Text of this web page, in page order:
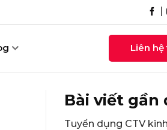
Liên hệ
Bài viết gần
Tuyển dụng CTV